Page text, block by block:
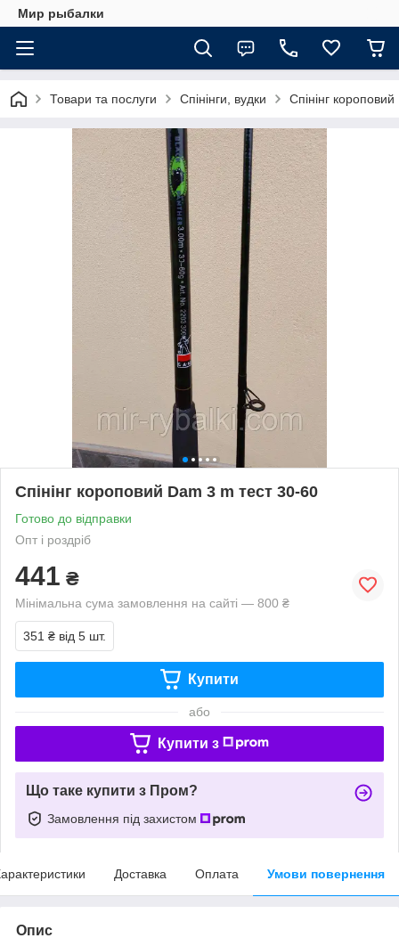
Мир рыбалки
Товари та послуги Спінінги, вудки Спінінг
Спінінг короповий Dam 3 m тест 30-60
Готово до відправки
Опт і роздріб
441 ₴
Мінімальна сума замовлення на сайті — 800 ₴
351 ₴ від 5 шт.
Купити
або
Купити з
Що таке купити з Пром?
Замовлення під захистом
Доставка Оплата Умови повернення
Опис